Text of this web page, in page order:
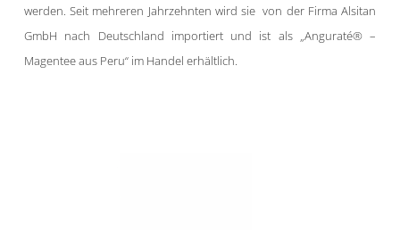
werden. Seit mehreren Jahrzehnten wird sie von der Firma Alsitan
GmbH nach Deutschland importiert und ist als „Anguraté® –
Magentee aus Peru“ im Handel erhältlich.